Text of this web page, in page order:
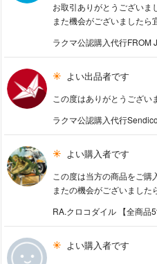
お取引ありがとうございま
また機会がございましたら
ラクマ公認購入代行FROM
よい出品者です
この度はありがとうござい
ラクマ公認購入代行Sendico
よい購入者です
この度は当方の商品をご購
またの機会がございました
RA.クロコダイル 【全商品
よい購入者です